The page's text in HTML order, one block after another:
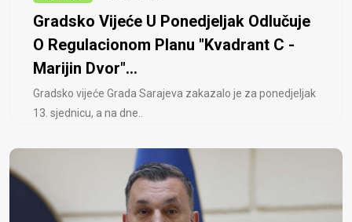
Gradsko Vijeće U Ponedjeljak Odlučuje
O Regulacionom Planu "Kvadrant C -
Marijin Dvor"...
Gradsko vijeće Grada Sarajeva zakazalo je za ponedjeljak
13. sjednicu, a na dne..